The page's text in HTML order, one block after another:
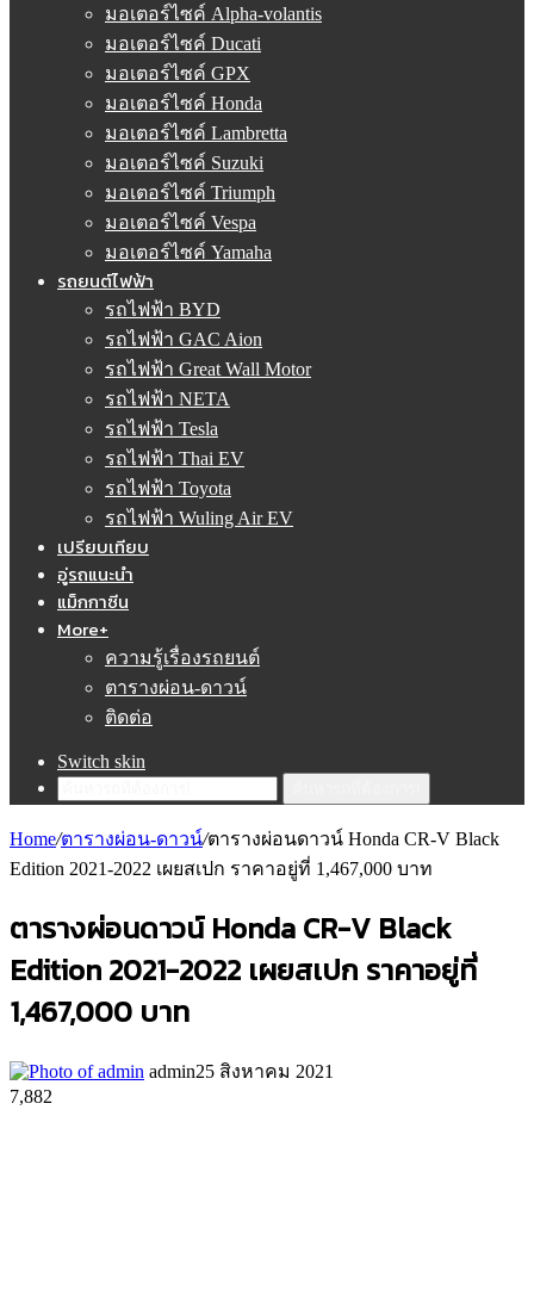
มอเตอร์ไซค์ Alpha-volantis
มอเตอร์ไซค์ Ducati
มอเตอร์ไซค์ GPX
มอเตอร์ไซค์ Honda
มอเตอร์ไซค์ Lambretta
มอเตอร์ไซค์ Suzuki
มอเตอร์ไซค์ Triumph
มอเตอร์ไซค์ Vespa
มอเตอร์ไซค์ Yamaha
รถยนต์ไฟฟ้า
รถไฟฟ้า BYD
รถไฟฟ้า GAC Aion
รถไฟฟ้า Great Wall Motor
รถไฟฟ้า NETA
รถไฟฟ้า Tesla
รถไฟฟ้า Thai EV
รถไฟฟ้า Toyota
รถไฟฟ้า Wuling Air EV
เปรียบเทียบ
อู่รถแนะนำ
แม็กกาซีน
More+
ความรู้เรื่องรถยนต์
ตารางผ่อน-ดาวน์
ติดต่อ
Switch skin
Home/ตารางผ่อน-ดาวน์/ตารางผ่อนดาวน์ Honda CR-V Black
Edition 2021-2022 เผยสเปก ราคาอยู่ที่ 1,467,000 บาท
ตารางผ่อนดาวน์ Honda CR-V Black
Edition 2021-2022 เผยสเปก ราคาอยู่ที่
1,467,000 บาท
admin25 สิงหาคม 2021
7,882